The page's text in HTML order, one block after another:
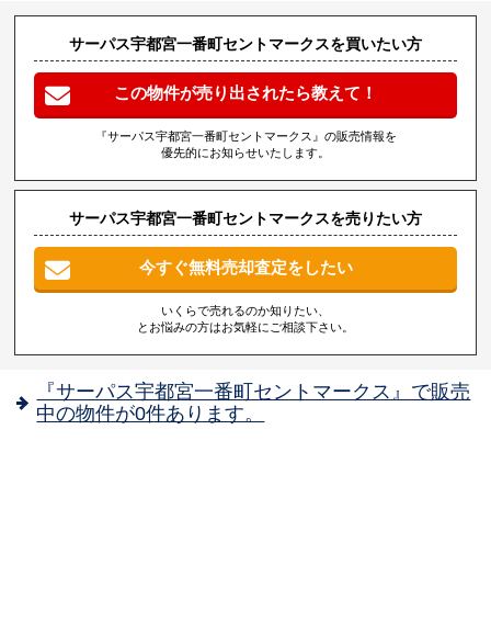
サーパス宇都宮一番町セントマークスを買いたい方
この物件が売り出されたら教えて！
『サーパス宇都宮一番町セントマークス』の販売情報を
優先的にお知らせいたします。
サーパス宇都宮一番町セントマークスを売りたい方
今すぐ無料売却査定をしたい
いくらで売れるのか知りたい、
とお悩みの方はお気軽にご相談下さい。
『サーパス宇都宮一番町セントマークス』で販売
中の物件が0件あります。